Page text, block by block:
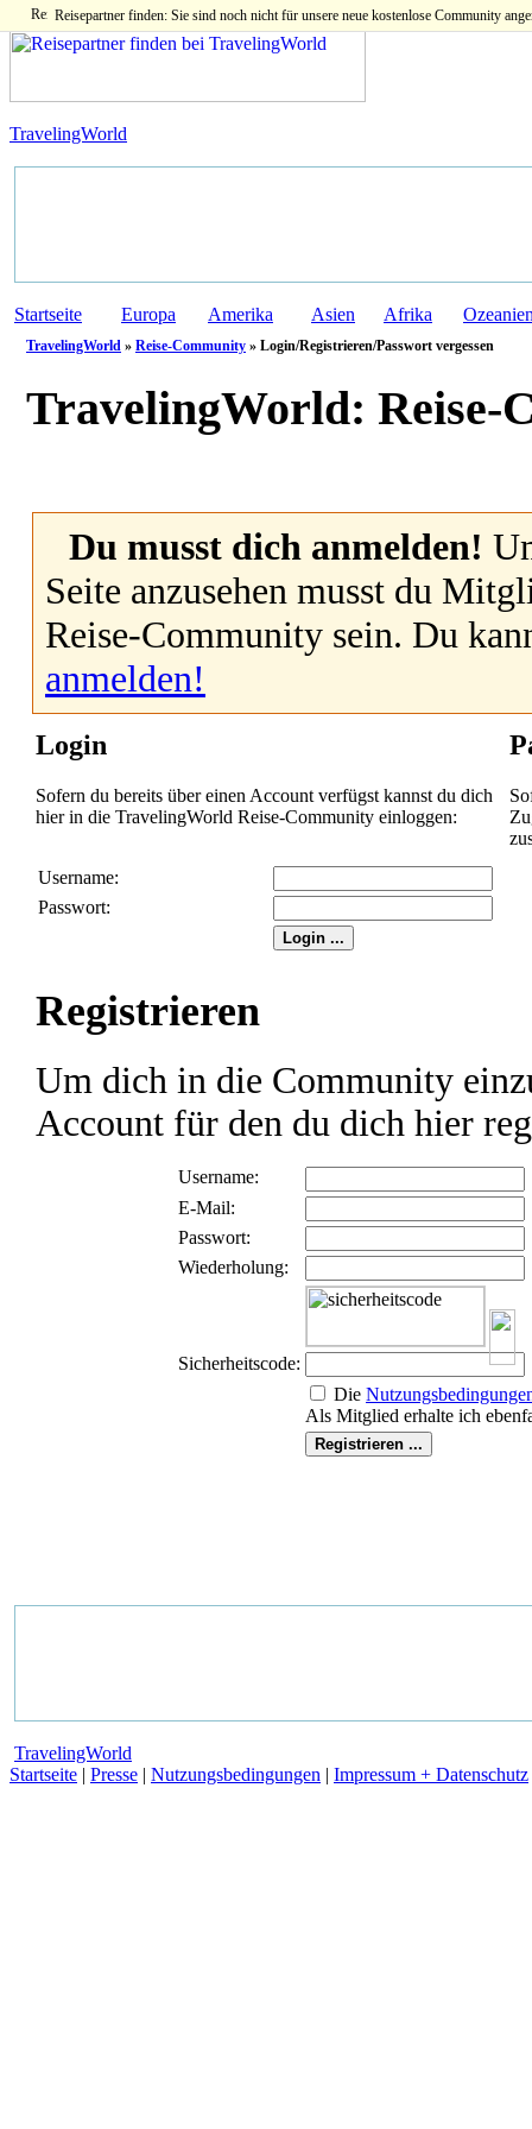
Reisepartner finden: Sie sind noch nicht für unsere neue kostenlose Community
TravelingWorld
Startseite Europa Amerika Asien Afrika
TravelingWorld » Reise-Community » Login/Registrieren/Passwort vergessen
TravelingWorld: Reise-
Du musst dich anmelden!
Seite anzusehen musst du
Reise-Community sein. Du
anmelden!
Login
Sofern du bereits über einen Account verfügst kannst du dich
hier in die TravelingWorld Reise-Community einloggen:
Username:
Passwort:
Registrieren
Um dich in die Community
Account für den du dich hier
Username:
E-Mail:
Passwort:
Wiederholung:
Sicherheitscode:
Die
Als Mitglied erhalte ich
TravelingWorld
Startseite | Presse | Nutzungsbedingungen | Impressum + Datenschutz